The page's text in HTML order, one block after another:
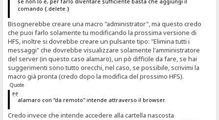
comando {.delete.}
Bisognerebbe creare una macro "administrator", ma questo credo
che puoi farlo solamente tu modificando la prossima versione di
HFS, inoltre si dovrebbe creare un pulsante tipo: "Elimina tutti i
messaggi" che dovrebbe visualizzare solamente l'amministratore
del server (in questo caso alamaro), un pò difficile da fare, se hai
suggerimenti sono tutto orecchi, nel caso, se possibile, scrivimi la
macro già pronta (credo dopo la modifica del prossimo HFS).
Quote
alamaro con "da remoto" intende attraverso il browser.
Credo invece che intende accedere alla cartella nascosta